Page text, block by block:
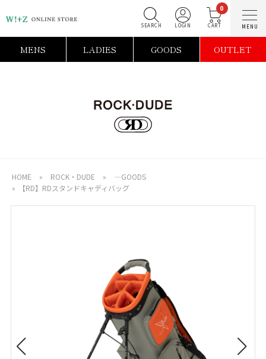
0
MENS LADIES GOODS OUTLET
HOME » ROCK・DUDE »
―GOODS
»
【RD】RDスタンドキャディバッグ